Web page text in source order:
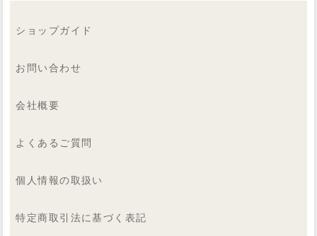
ショップガイド
お問い合わせ
会社概要
よくあるご質問
個人情報の取扱い
特定商取引法に基づく表記